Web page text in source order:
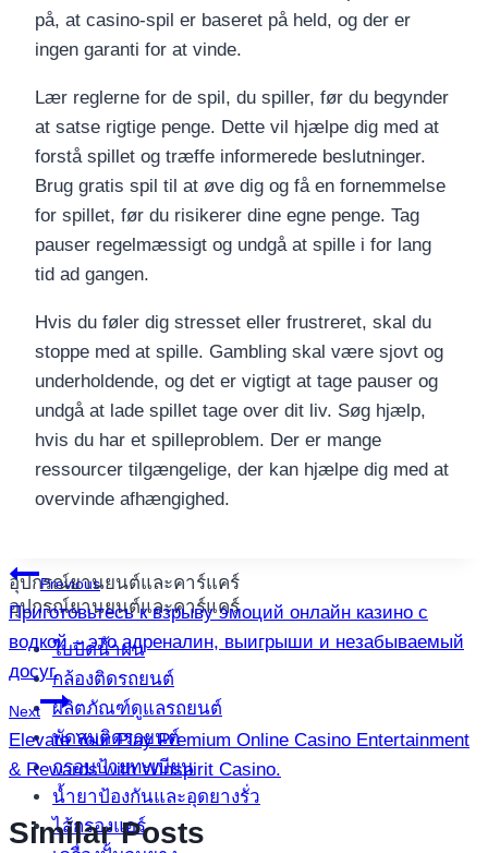
อุปกรณ์ยานยนต์และคาร์แคร์
อุปกรณ์ยานยนต์และคาร์แคร์
ใบปัดน้ำฝน
กล้องติดรถยนต์
ผลิตภัณฑ์ดูแลรถยนต์
พัดลมติดรถยนต์
กรอบป้ายทะเบียน
น้ำยาป้องกันและอุดยางรั่ว
ไส้กรองแอร์
på, at casino-spil er baseret på held, og der er
ingen garanti for at vinde.
Lær reglerne for de spil, du spiller, før du begynder
at satse rigtige penge. Dette vil hjælpe dig med at
forstå spillet og træffe informerede beslutninger.
Brug gratis spil til at øve dig og få en fornemmelse
for spillet, før du risikerer dine egne penge. Tag
pauser regelmæssigt og undgå at spille i for lang
tid ad gangen.
Hvis du føler dig stresset eller frustreret, skal du
stoppe med at spille. Gambling skal være sjovt og
underholdende, og det er vigtigt at tage pauser og
undgå at lade spillet tage over dit liv. Søg hjælp,
hvis du har et spilleproblem. Der er mange
ressourcer tilgængelige, der kan hjælpe dig med at
overvinde afhængighed.
แนะแนว
เรื่อง
Previous
Приготовьтесь к взрыву эмоций онлайн казино с
водкой – это адреналин, выигрыши и незабываемый
досуг.
Next
Elevate Your Play Premium Online Casino Entertainment
& Rewards with Winspirit Casino.
Similar Posts